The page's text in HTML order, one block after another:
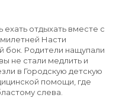
отдыхать вместе с
Насти
бок. Родители нащупали
не стали медлить и
в Городскую детскую
помощи, где
слева.